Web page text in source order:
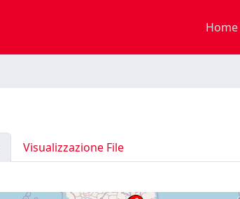
Home
Visualizzazione File